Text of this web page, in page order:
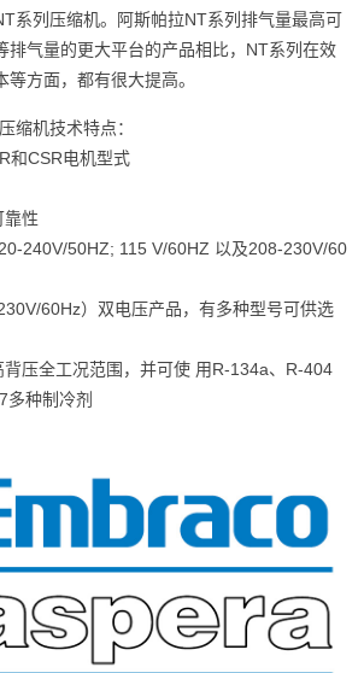
系列压缩机。阿斯帕拉NT系列排气量最高可
排气量的更大平台的产品相比，NT系列在效
方面，都有很大提高。
缩机技术特点：
和CSR电机型式
靠性
240V/50HZ; 115 V/60HZ 以及208-230V/60
60Hz）双电压产品，有多种型号可供选
压全工况范围，并可使 用R-134a、R-404
多种制冷剂